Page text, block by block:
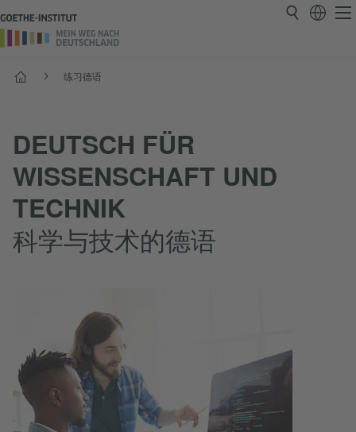
首页 练习德语
DEUTSCH FÜR
WISSENSCHAFT UND
TECHNIK
科学与技术的德语